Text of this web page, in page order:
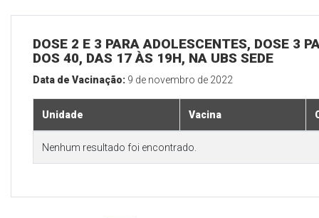
DOSE 2 E 3 PARA ADOLESCENTES, DOSE 3
DOS 40, DAS 17 ÀS 19H, NA UBS SEDE
Data de Vacinação: 9 de novembro de 2022
Unidade Vacina
Nenhum resultado foi encontrado.